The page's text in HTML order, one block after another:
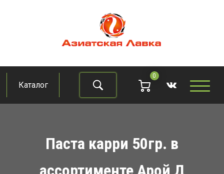
Азиатская лавка
Продукты из восточно-азиатских стран
Каталог
0
Паста карри 50гр. в